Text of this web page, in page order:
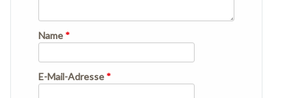
Name *
E-Mail-Adresse *